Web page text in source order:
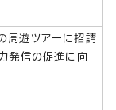
周遊ツアーに招請
発信の促進に向